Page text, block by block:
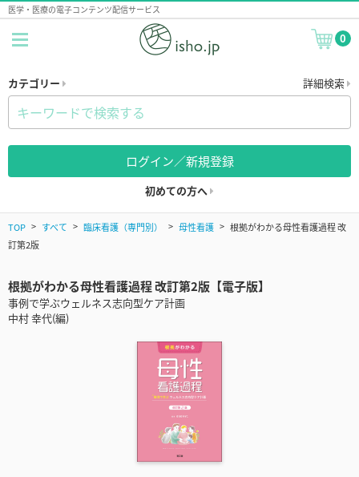
医学・医療の電子コンテンツ配信サービス
0
カテゴリー 詳細検索
ログイン／新規登録
初めての方へ
TOP すべて 臨床看護（専門別） 母性看護
根拠がわかる母性看護過程 改
訂第2版
根拠がわかる母性看護過程 改訂第2版【電子版】
事例で学ぶウェルネス志向型ケア計画
中村 幸代(編)